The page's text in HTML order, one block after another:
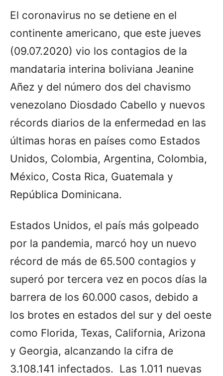
El coronavirus no se detiene en el
continente americano, que este jueves
(09.07.2020) vio los contagios de la
mandataria interina boliviana Jeanine
Añez y del número dos del chavismo
venezolano Diosdado Cabello y nuevos
récords diarios de la enfermedad en las
últimas horas en países como Estados
Unidos, Colombia, Argentina, Colombia,
México, Costa Rica, Guatemala y
República Dominicana.
Estados Unidos, el país más golpeado
por la pandemia, marcó hoy un nuevo
récord de más de 65.500 contagios y
superó por tercera vez en pocos días la
barrera de los 60.000 casos, debido a
los brotes en estados del sur y del oeste
como Florida, Texas, California, Arizona
y Georgia, alcanzando la cifra de
3.108.141 infectados. Las 1.011 nuevas